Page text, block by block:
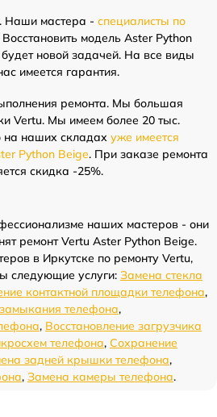
Наши мастера - специалисты по
Восстановить модель Aster Python
новой задачей. На все виды
имеется гарантия.
ремонта. Мы большая
Vertu. Мы имеем более 20 тыс.
на наших складах уже имеется
Python Beige. При заказе ремонта
скидка -25%.
наших мастеров - они
ремонт Vertu Aster Python Beige.
в Иркутске по ремонту Vertu,
следующие услуги: Замена стекла
контактной площадки телефона,
телефона,
, Восстановление загрузчика
телефона, Сохранение
задней крышки телефона,
, Замена камеры телефона.